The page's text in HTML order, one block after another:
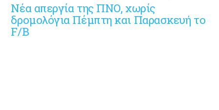
Νέα απεργία της ΠΝΟ, χωρίς
δρομολόγια Πέμπτη και Παρασκευή το
F/B